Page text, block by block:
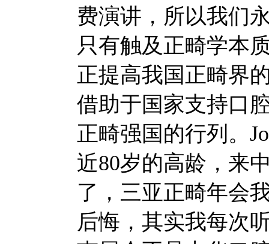
费演讲，所以我们
只有触及正畸学本
正提高我国正畸界
借助于国家支持口
正畸强国的行列。
近80岁的高龄，来
了，三亚正畸年会
后悔，其实我每次